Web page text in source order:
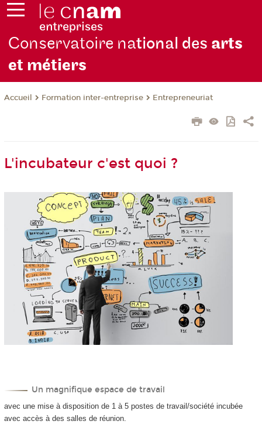
Conservatoire national des arts
et métiers
Accueil Formation inter-entreprise Entrepreneuriat
L'incubateur c'est quoi ?
Un magnifique espace de travail
avec une mise à disposition de 1 à 5 postes de travail/société incubée
avec accès à des salles de réunion.